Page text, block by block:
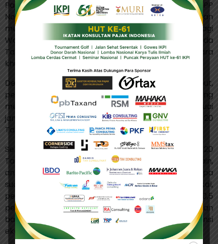
Pajak dengan peredaran bruto tertentu. Sebelum PP
Nomor 20 Tahun 2026 diterbitkan, pengaturan
mengenai keberlanjutan pemanfaatan fasilitas bagi
Wajib Pajak yang masa fasilitasnya berakhir pada
Tahun Pajak 2024 dan 2025 belum diatur secara
khusus.
Dengan berlakunya ketentuan peralihan tersebut,
penggunaan fasilitas PPh Final oleh Wajib Pajak yang
memenuhi persyaratan tetap dapat dilakukan sesuai
jangka waktu yang ditetapkan dalam PP Nomor 20
Tahun 2026.
Selain mengatur ketentuan transisi, PP Nomor 20
Tahun 2026 juga memuat sejumlah perubahan lain,
antara lain penegasan bahwa pengeluaran berupa
suap dan gratifikasi tidak dapat menjadi biaya fiskal,
penataan kembali penerima fasilitas PPh Final 0,5
persen, serta perubahan mekanisme penghitungan
batas peredaran bruto melalui pendekatan substansi
ekonomi.